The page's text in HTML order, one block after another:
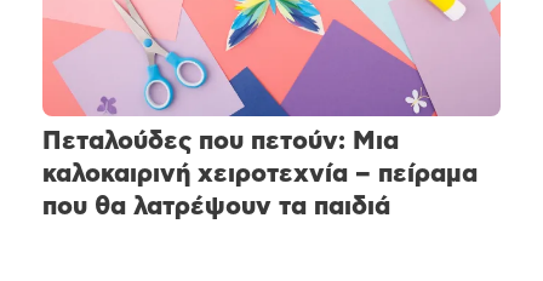
Πεταλούδες που πετούν: Μια
καλοκαιρινή χειροτεχνία – πείραμα
που θα λατρέψουν τα παιδιά